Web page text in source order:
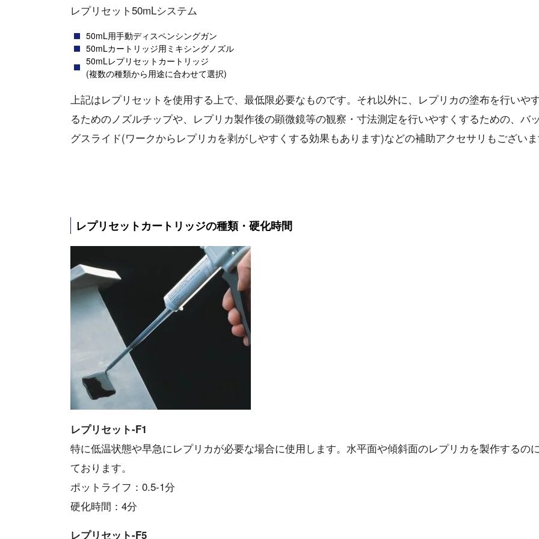
レプリセット50mLシステム
50mL用手動ディスペンシングガン
50mLカートリッジ用ミキシングノズル
50mLレプリセットカートリッジ
(複数の種類から用途に合わせて選択)
上記はレプリセットを使用する上で、最低限必要なものです。それ以外に、レプリカの塗布を行いや
るためのノズルチップや、レプリカ製作後の顕微鏡等の観察・寸法測定を行いやすくするための、バ
グスライド(ワークからレプリカを剥がしやすくする効果もあります)などの補助アクセサリもござい
レプリセットカートリッジの種類・硬化時間
レプリセット-F1
特に低温状態や早急にレプリカが必要な場合に使用します。水平面や傾斜面のレプリカを製作するの
ております。
ポットライフ：0.5-1分
硬化時間：4分
レプリセット-F5